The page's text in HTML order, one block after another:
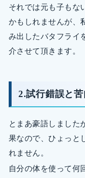
それでは元も子もな
かもしれませんが、
み出したバタフライ
介させて頂きます。
2.試行錯誤と
とまあ豪語しました
果なので、ひょっと
れません。
自分の体を使って何